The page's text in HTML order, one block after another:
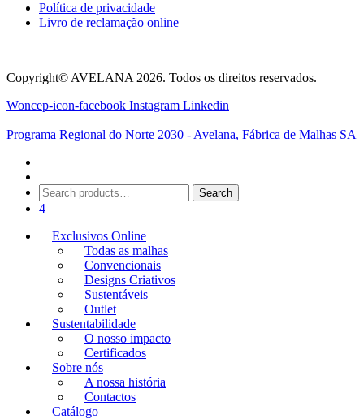
Política de privacidade
Livro de reclamação online
Copyright© AVELANA 2026. Todos os direitos reservados.
Woncep-icon-facebook Instagram Linkedin
Programa Regional do Norte 2030 - Avelana, Fábrica de Malhas SA
Search
for:
Search
4
Exclusivos Online
Todas as malhas
Convencionais
Designs Criativos
Sustentáveis
Outlet
Sustentabilidade
O nosso impacto
Certificados
Sobre nós
A nossa história
Contactos
Catálogo